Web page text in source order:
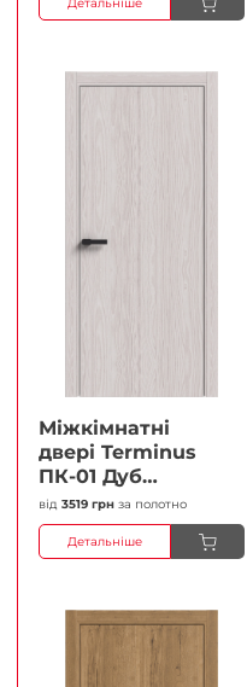
Міжкімнатні
двері Terminus
ПК-01 Дуб
перлиний Глухі
Плівка
від 3519 грн за полотно
Детальніше